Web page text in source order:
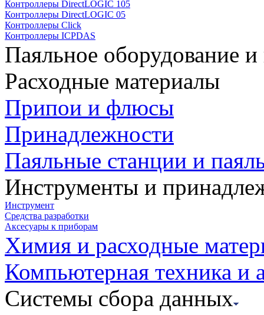
Контроллеры DirectLOGIC 105
Контроллеры DirectLOGIC 05
Контроллеры Click
Контроллеры ICPDAS
Паяльное оборудование
Расходные материалы
Припои и флюсы
Принадлежности
Паяльные станции и
Инструменты и
Инструмент
Средства разработки
Аксесуары к приборам
Химия и расходные
Компьютерная техника и
Системы сбора данных